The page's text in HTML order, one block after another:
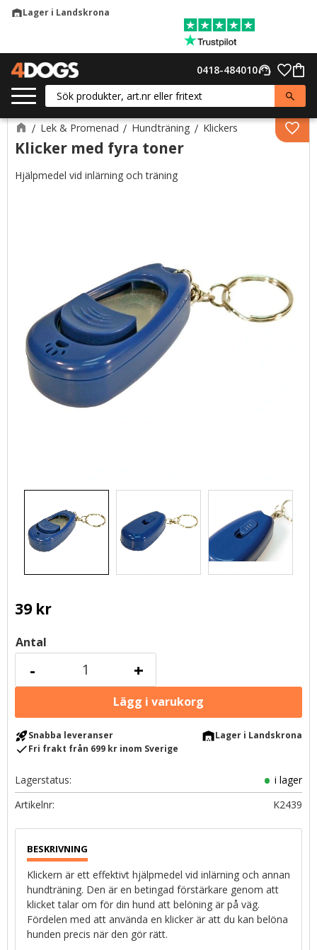
warehouseLager i Landskrona
support_agent
0418-484010
Lek & Promenad Hundträning Klickers
Klicker med fyra toner
Hjälpmedel vid inlärning och träning
39kr
Antal
+
-
rocket_launchSnabba leveranser warehouseLager i Landskrona
checkFri frakt från 699 kr inom Sverige
Lagerstatus
i lager
Artikelnr
K2439
Klickern är ett effektivt hjälpmedel vid inlärning och annan
hundträning. Den är en betingad förstärkare genom att
klicket talar om för din hund att belöning är på väg.
Fördelen med att använda en klicker är att du kan belöna
hunden precis när den gör rätt.